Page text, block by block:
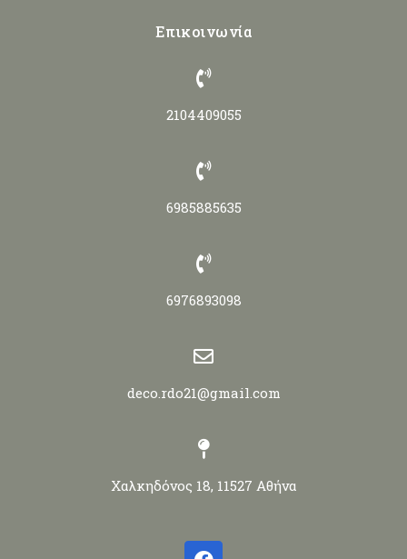
Επικοινωνία
2104409055
6985885635
6976893098
deco.rdo21@gmail.com
Χαλκηδόνος 18, 11527 Αθήνα